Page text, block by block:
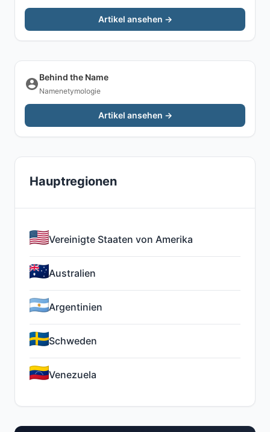
Artikel ansehen →
Behind the Name
Namenetymologie
Artikel ansehen →
Hauptregionen
Vereinigte Staaten von Amerika
Australien
Argentinien
Schweden
Venezuela